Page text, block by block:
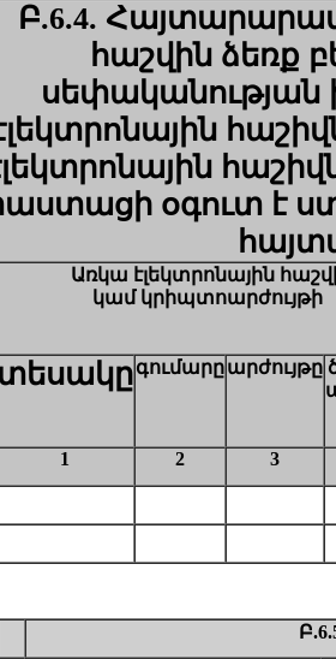
Բ.6.4.
հաշվին ձեռք
սեփականության
օգուտ է
Առկա էլեկտրոնային
կամ կրիպտոարժույթի
տեսակըգումարըարժույթը
1 2 3